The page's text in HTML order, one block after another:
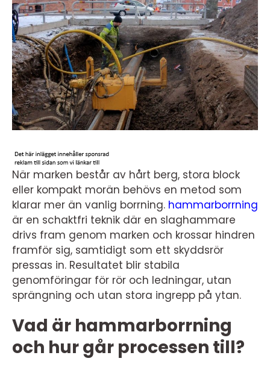
När marken består av hårt berg, stora block
eller kompakt morän behövs en metod som
klarar mer än vanlig borrning. hammarborrning
är en schaktfri teknik där en slaghammare
drivs fram genom marken och krossar hindren
framför sig, samtidigt som ett skyddsrör
pressas in. Resultatet blir stabila
genomföringar för rör och ledningar, utan
sprängning och utan stora ingrepp på ytan.
Vad är hammarborrning
och hur går processen till?